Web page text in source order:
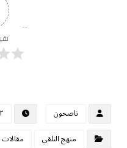
ناصحون
منهج التلقي
مقالات